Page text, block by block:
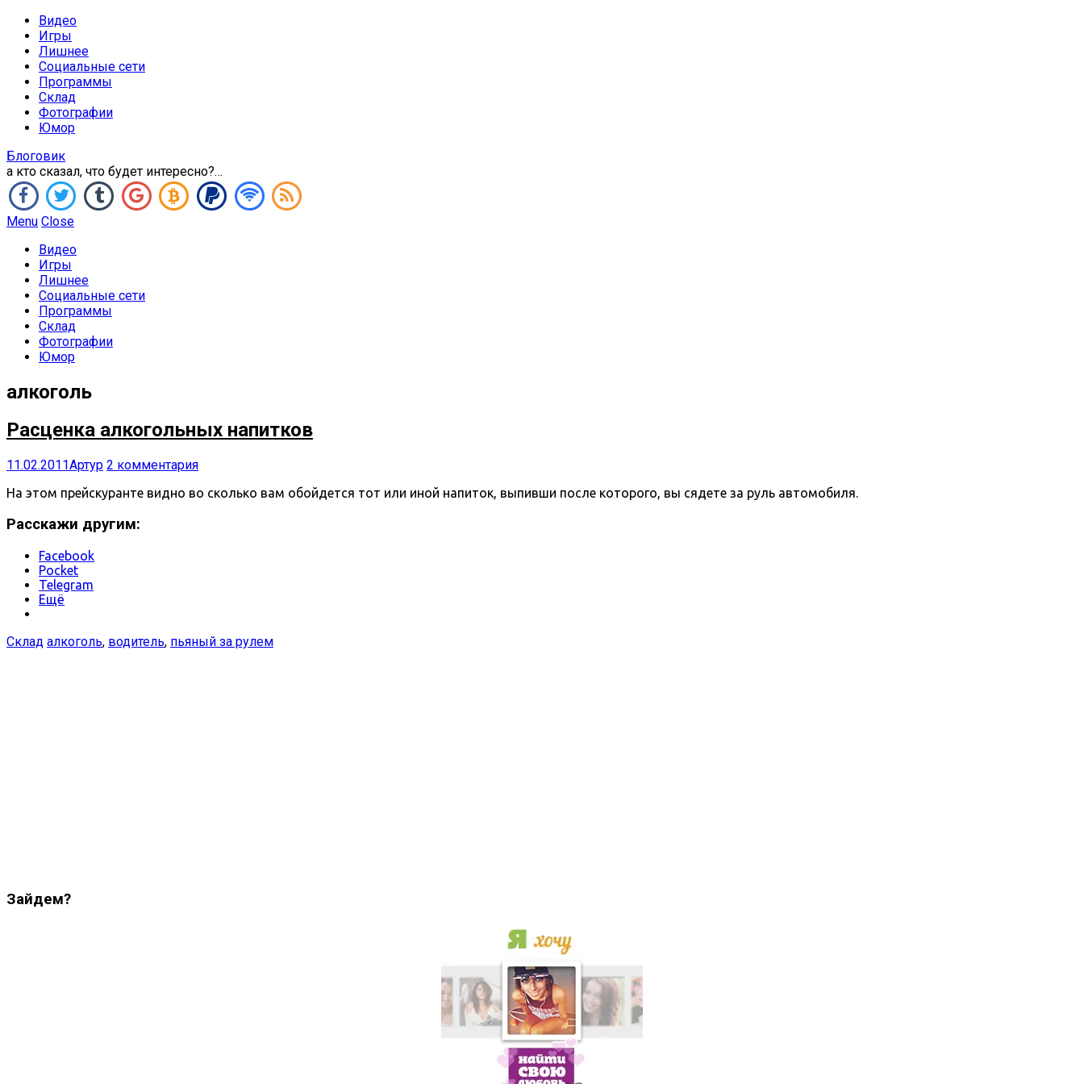
Видео
Игры
Лишнее
Социальные сети
Программы
Склад
Фотографии
Юмор
Блоговик
а кто сказал, что будет интересно?…
Menu Close
Видео
Игры
Лишнее
Социальные сети
Программы
Склад
Фотографии
Юмор
алкоголь
Расценка алкогольных напитков
11.02.2011Артур 2 комментария
На этом прейскуранте видно во сколько вам обойдется тот или иной напиток, выпивши после которого, вы сядете за руль автомобиля.
Расскажи другим:
Facebook
Pocket
Telegram
Ещё
Склад алкоголь, водитель, пьяный за рулем
Зайдем?